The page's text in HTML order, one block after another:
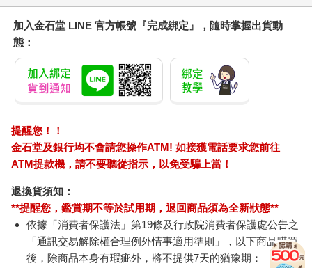
加入金石堂 LINE 官方帳號『完成綁定』，隨時掌握出貨動
態：
提醒您！！
金石堂及銀行均不會請您操作ATM! 如接獲電話要求您前往
ATM提款機，請不要聽從指示，以免受騙上當！
退換貨須知：
**提醒您，鑑賞期不等於試用期，退回商品須為全新狀態**
依據「消費者保護法」第19條及行政院消費者保護處公告之
「通訊交易解除權合理例外情事適用準則」，以下商品購買
後，除商品本身有瑕疵外，將不提供7天的猶豫期：